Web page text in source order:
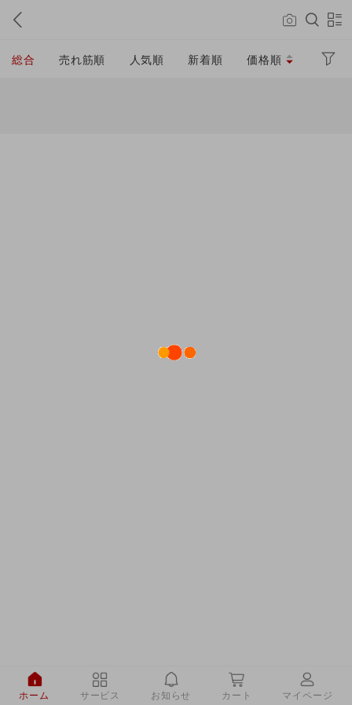
総合 売れ筋順 人気順 新着順 価格順
ホーム サービス お知らせ カート マイページ